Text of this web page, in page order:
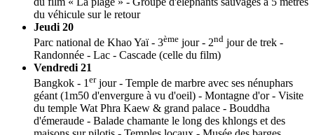
du véhicule sur le retour
Jeudi 20
Parc national de Khao Yaï - 3ème jour - 2nd jour de trek -
Randonnée - Lac - Cascade (celle du film)
Vendredi 21
Bangkok - 1 erjour - Temple de marbre avec ses nénuphars
géant (1m50 d'envergure à vu d'oeil) - Montagne d'or - Visite
du temple Wat Phra Kaew & grand palace - Bouddha
d'émeraude - Balade chamante le long des khlongs et des